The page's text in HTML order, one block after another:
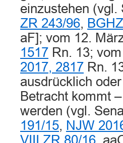
einzustehen
ZR 243/96,
aF]; vom 12.
1517 Rn. 13;
2017, 2817 Rn.
ausdrücklich
Betracht kommt
werden (vgl.
191/15, NJW
VIII ZR 80/16,